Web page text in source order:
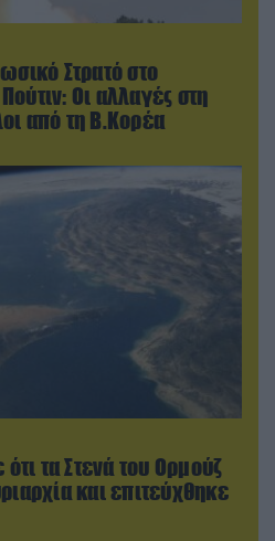
Στρατό στο
Οι αλλαγές στη
από τη Β.Κορέα
τα Στενά του Ορμούζ
και επιτεύχθηκε